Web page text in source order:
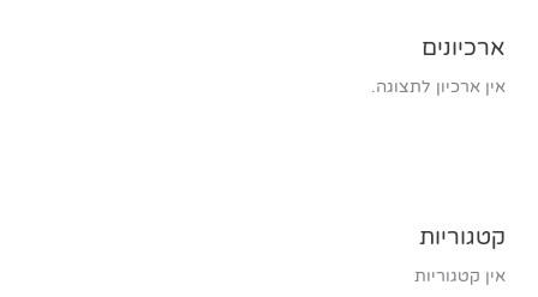
ארכיונים
אין ארכיון לתצוגה.
קטגוריות
אין קטגוריות